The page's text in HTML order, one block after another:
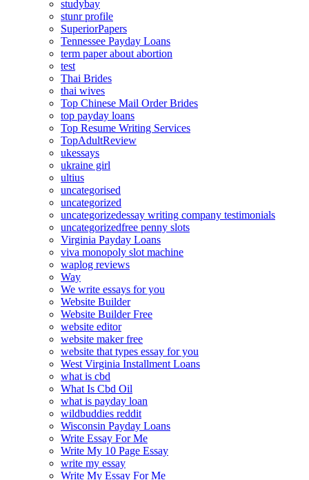
studybay
stunr profile
SuperiorPapers
Tennessee Payday Loans
term paper about abortion
test
Thai Brides
thai wives
Top Chinese Mail Order Brides
top payday loans
Top Resume Writing Services
TopAdultReview
ukessays
ukraine girl
ultius
uncategorised
uncategorized
uncategorizedessay writing company testimonials
uncategorizedfree penny slots
Virginia Payday Loans
viva monopoly slot machine
waplog reviews
Way
We write essays for you
Website Builder
Website Builder Free
website editor
website maker free
website that types essay for you
West Virginia Installment Loans
what is cbd
What Is Cbd Oil
what is payday loan
wildbuddies reddit
Wisconsin Payday Loans
Write Essay For Me
Write My 10 Page Essay
write my essay
Write My Essay For Me